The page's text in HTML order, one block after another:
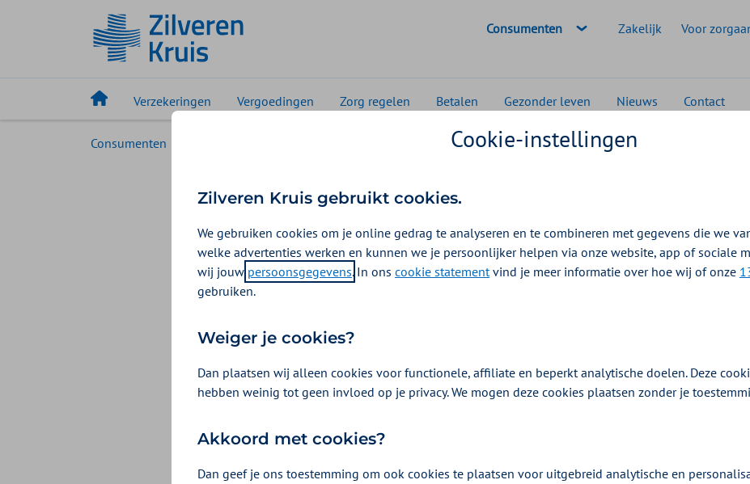
Geselecteerde doelgroep:
Consumenten Zakelijk Voor
Verzekeringen Vergoedingen Zorg regelen Betalen Gezonder leven Nieuws Contact
Consumenten DigiD Machtigen
DigiD Machtigen
Wil je graag dat iemand anders voor jou online je zorgzaken regelt? Of
iemand doen? Als jullie niet bij elkaar op depolis
staan, geef dan je
Maar regel een machtiging via DigiD Machtigen, dat is veilig.
Zo regel je een machtiging bij DigiD
Er zijn 2 situaties, welke geldt voor jou?
Ik wil iemand machtigen
Je logt in bij DigiD. Daar kies je Zilveren
Je logt in bij DigiD. Daar
Cookie-instellingen
Zilveren Kruis gebruikt cookies.
We gebruiken cookies om je online gedrag te analyseren en te combineren met gegevens die we
welke advertenties werken en kunnen we je persoonlijker helpen via onze website, app of sociale
wij jouw persoonsgegevens. In ons cookie statementvind je meer informatie over hoe wij of onze
gebruiken.
Weiger je cookies?
Dan plaatsen wij alleen cookies voor functionele, affiliate en beperkt analytische doelen. Deze
hebben weinig tot geen invloed op je privacy. We mogen deze cookies plaatsen zonder je
Akkoord met cookies?
Dan geef je ons toestemming om ook cookies te plaatsen voor uitgebreid analytische en